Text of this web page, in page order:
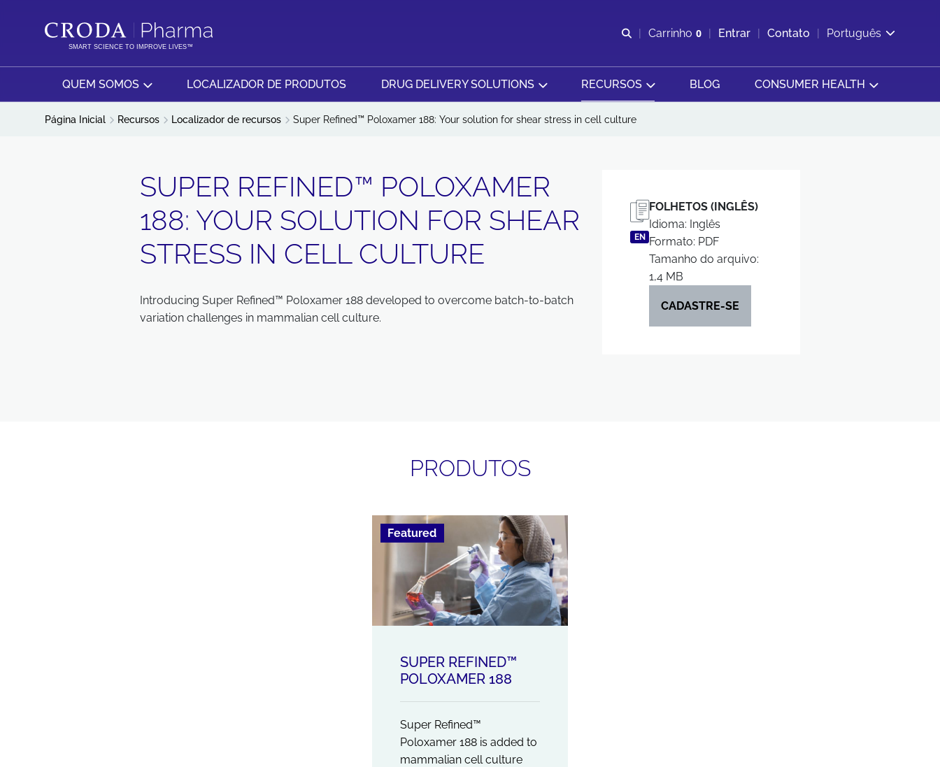
SMART SCIENCE TO IMPROVE LIVES™
Abrir pesquisa
Carrinho 0
Exibir cesta
Entrar Contato Português
QUEM SOMOS LOCALIZADOR DE PRODUTOS DRUG DELIVERY SOLUTIONS RECURSOS BLOG CONSUMER HEALTH
Página Inicial Recursos Localizador de recursos Super Refined™ Poloxamer 188: Your solution for shear stress in cell culture
SUPER REFINED™ POLOXAMER
188: YOUR SOLUTION FOR SHEAR
STRESS IN CELL CULTURE
Introducing Super Refined™ Poloxamer 188 developed to overcome batch-to-batch
variation challenges in mammalian cell culture.
EN
FOLHETOS (INGLÊS)
Idioma: Inglês
Formato: PDF
Tamanho do arquivo:
1,4 MB
CADASTRE-SE
PRODUTOS
Featured
SUPER REFINED™
POLOXAMER 188
Super Refined™
Poloxamer 188 is added to
mammalian cell culture